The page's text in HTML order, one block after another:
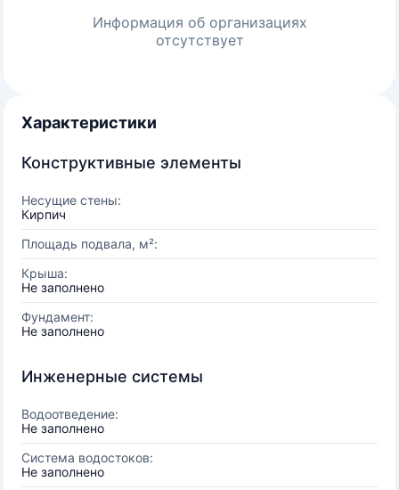
Информация об организациях
отсутствует
Характеристики
Конструктивные элементы
Несущие стены:
Кирпич
Площадь подвала, м²:
Крыша:
Не заполнено
Фундамент:
Не заполнено
Инженерные системы
Водоотведение:
Не заполнено
Система водостоков:
Не заполнено